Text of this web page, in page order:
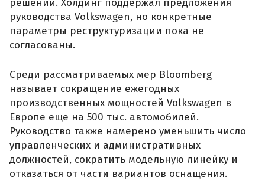
решений. Холдинг поддержал предложения
руководства Volkswagen, но конкретные
параметры реструктуризации пока не
согласованы.
Среди рассматриваемых мер Bloomberg
называет сокращение ежегодных
производственных мощностей Volkswagen в
Европе еще на 500 тыс. автомобилей.
Руководство также намерено уменьшить число
управленческих и административных
должностей, сократить модельную линейку и
отказаться от части вариантов оснащения.